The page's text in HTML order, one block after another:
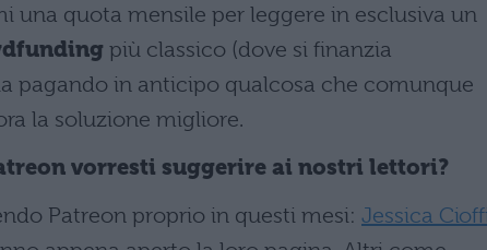
una quota mensile per leggere in esclusiva un
più classico (dove si finanzia
pagando in anticipo qualcosa che comunque
la soluzione migliore.
vorresti suggerire ai nostri lettori?
Patreon proprio in questi mesi: Jessica